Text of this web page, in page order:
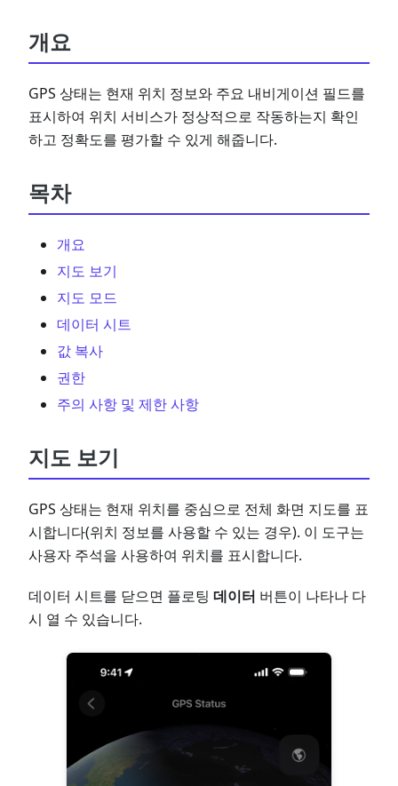
개요
GPS 상태는 현재 위치 정보와 주요 내비게이션 필드를
표시하여 위치 서비스가 정상적으로 작동하는지 확인
하고 정확도를 평가할 수 있게 해줍니다.
목차
개요
지도 보기
지도 모드
데이터 시트
값 복사
권한
주의 사항 및 제한 사항
지도 보기
GPS 상태는 현재 위치를 중심으로 전체 화면 지도를 표
시합니다(위치 정보를 사용할 수 있는 경우). 이 도구는
사용자 주석을 사용하여 위치를 표시합니다.
데이터 시트를 닫으면 플로팅 데이터 버튼이 나타나 다
시 열 수 있습니다.